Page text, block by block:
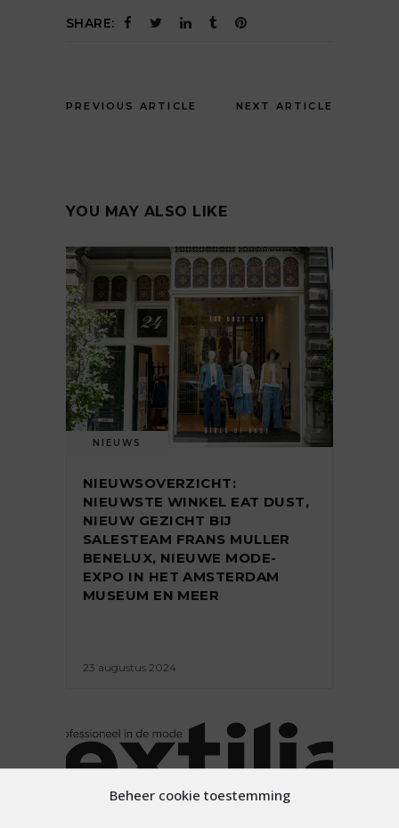
Beheer cookie toestemming
SHARE:
PREVIOUS ARTICLE NEXT ARTICLE
YOU MAY ALSO LIKE
NIEUWS
NIEUWSOVERZICHT:
NIEUWSTE WINKEL EAT DUST,
NIEUW GEZICHT BIJ
SALESTEAM FRANS MULLER
BENELUX, NIEUWE MODE-
EXPO IN HET AMSTERDAM
MUSEUM EN MEER
23 augustus 2024
PREMIUM